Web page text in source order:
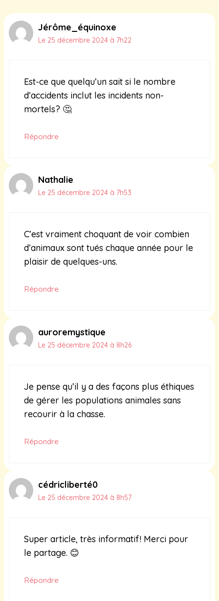
Jérôme_équinoxe
Le 25 décembre 2024 à 7h22
Est-ce que quelqu’un sait si le nombre
d’accidents inclut les incidents non-
mortels? 🤔
Répondre
Nathalie
Le 25 décembre 2024 à 7h53
C’est vraiment choquant de voir combien
d’animaux sont tués chaque année pour le
plaisir de quelques-uns.
Répondre
auroremystique
Le 25 décembre 2024 à 8h26
Je pense qu’il y a des façons plus éthiques
de gérer les populations animales sans
recourir à la chasse.
Répondre
cédricliberté0
Le 25 décembre 2024 à 8h57
Super article, très informatif! Merci pour
le partage. 😊
Répondre